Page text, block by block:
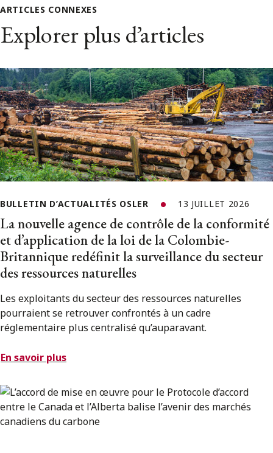
ARTICLES CONNEXES
Explorer plus d’articles
BULLETIN D’ACTUALITÉS OSLER 13 JUILLET 2026
La nouvelle agence de contrôle de la conformité
et d’application de la loi de la Colombie-
Britannique redéfinit la surveillance du secteur
des ressources naturelles
Les exploitants du secteur des ressources naturelles
pourraient se retrouver confrontés à un cadre
réglementaire plus centralisé qu’auparavant.
En savoir plus